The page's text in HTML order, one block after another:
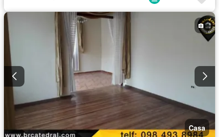
Casa